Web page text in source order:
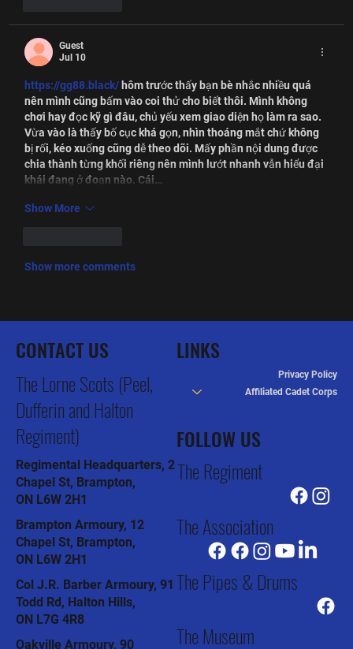
Guest
Jul 10
https://gg88.black/ hôm trước thấy bạn bè nhắc nhiều quá
nên mình cũng bấm vào coi thử cho biết thôi. Mình không
chơi hay đọc kỹ gì đâu, chủ yếu xem giao diện họ làm ra sao.
Vừa vào là thấy bố cục khá gọn, nhìn thoáng mắt chứ không
bị rối, kéo xuống cũng dễ theo dõi. Mấy phần nội dung được
chia thành từng khối riêng nên mình lướt nhanh vẫn hiểu đại
khái đang ở đoạn nào. Cái…
Show More
Show more comments
LINKS
Privacy Policy
Affiliated Cadet Corps
FOLLOW US
The Regiment
The Association
The Pipes & Drums
The Museum
CONTACT US
The Lorne Scots (Peel,
Dufferin and Halton
Regiment)
Regimental Headquarters, 2
Chapel St, Brampton,
ON L6W 2H1
Brampton Armoury, 12
Chapel St, Brampton,
ON L6W 2H1
Col J.R. Barber Armoury, 91
Todd Rd, Halton Hills,
ON L7G 4R8
Oakville Armoury, 90